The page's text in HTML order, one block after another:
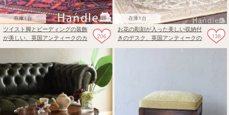
在庫1台
206
ツイスト脚とビーディングの装飾
が美しい、英国アンティークのカ
在庫1台
138
お花の彫刻が入った美しい収納付
きのデスク、英国アンティークの